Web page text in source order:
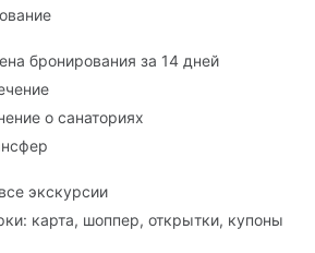
бронирования за 14 дней
о санаториях
экскурсии
карта, шоппер, открытки, купоны